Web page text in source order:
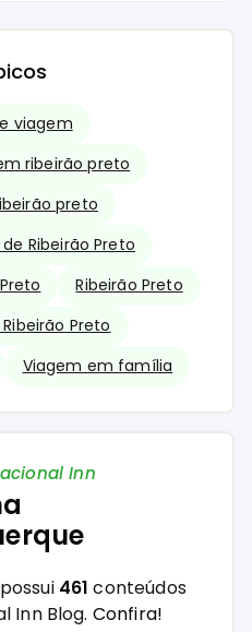
viagem
ribeirão preto
preto
Ribeirão Preto
Ribeirão Preto
Preto
Viagem em família
Inn
461 conteúdos
Inn Blog. Confira!